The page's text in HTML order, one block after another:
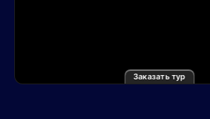
Заказать тур